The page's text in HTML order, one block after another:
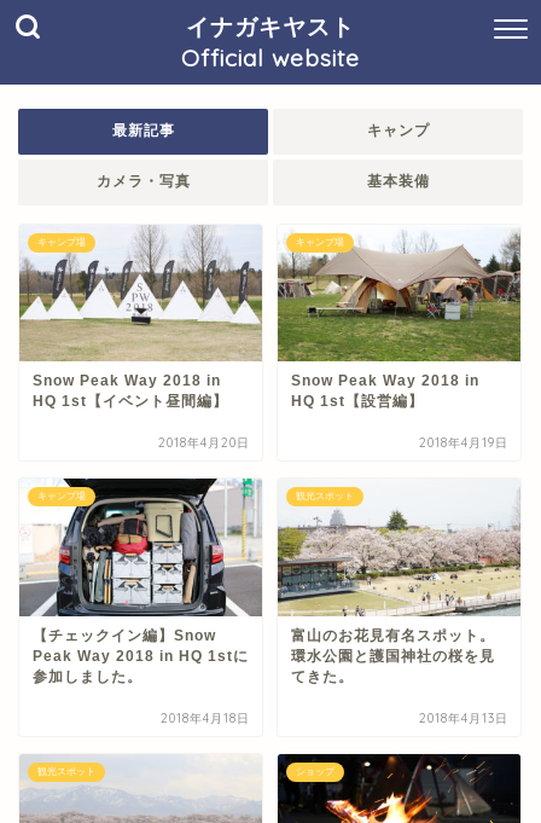
イナガキヤスト
Official website
最新記事 キャンプ
カメラ・写真 基本装備
キャンプ場
Snow Peak Way 2018 in
HQ 1st【イベント昼間編】
2018年4月20日
キャンプ場
Snow Peak Way 2018 in
HQ 1st【設営編】
2018年4月19日
キャンプ場
【チェックイン編】Snow
Peak Way 2018 in HQ 1stに
参加しました。
2018年4月18日
観光スポット
富山のお花見有名スポット。
環水公園と護国神社の桜を見
てきた。
2018年4月13日
観光スポット ショップ